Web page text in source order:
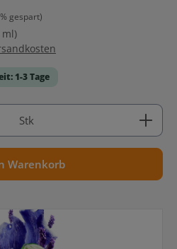
gespart)
ml)
1-3 Tage
gewünschten Wert ein
Stk
Warenkorb